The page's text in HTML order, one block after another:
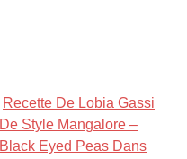
Recette De Lobia Gassi
De Style Mangalore –
Black Eyed Peas Dans